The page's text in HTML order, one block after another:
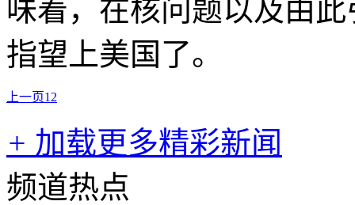
味着，在核问题以及由
指望上美国了。
上一页1 2
+ 加载更多精彩新闻
频道热点